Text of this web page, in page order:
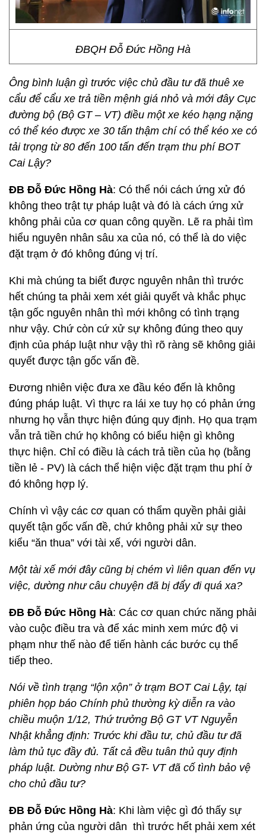
ĐBQH Đỗ Đức Hồng Hà
Ông bình luận gì trước việc chủ đầu tư đã thuê xe
cẩu để cẩu xe trả tiền mệnh giá nhỏ và mới đây Cục
đường bộ (Bộ GT – VT) điều một xe kéo hạng nặng
có thể kéo được xe 30 tấn thậm chí có thể kéo xe có
tải trọng từ 80 đến 100 tấn đến trạm thu phí BOT
Cai Lậy?
ĐB Đỗ Đức Hồng Hà: Có thể nói cách ứng xử đó
không theo trật tự pháp luật và đó là cách ứng xử
không phải của cơ quan công quyền. Lẽ ra phải tìm
hiểu nguyên nhân sâu xa của nó, có thể là do việc
đặt trạm ở đó không đúng vị trí.
Khi mà chúng ta biết được nguyên nhân thì trước
hết chúng ta phải xem xét giải quyết và khắc phục
tận gốc nguyên nhân thì mới không có tình trạng
như vậy. Chứ còn cứ xử sự không đúng theo quy
định của pháp luật như vậy thì rõ ràng sẽ không giải
quyết được tận gốc vấn đề.
Đương nhiên việc đưa xe đầu kéo đến là không
đúng pháp luật. Vì thực ra lái xe tuy họ có phản ứng
nhưng họ vẫn thực hiện đúng quy định. Họ qua trạm
vẫn trả tiền chứ họ không có biểu hiện gì không
thực hiện. Chỉ có điều là cách trả tiền của họ (bằng
tiền lẻ - PV) là cách thể hiện việc đặt trạm thu phí ở
đó không hợp lý.
Chính vì vậy các cơ quan có thẩm quyền phải giải
quyết tận gốc vấn đề, chứ không phải xử sự theo
kiểu “ăn thua” với tài xế, với người dân.
Một tài xế mới đây cũng bị chém vì liên quan đến vụ
việc, dường như câu chuyện đã bị đẩy đi quá xa?
ĐB Đỗ Đức Hồng Hà: Các cơ quan chức năng phải
vào cuộc điều tra và để xác minh xem mức độ vi
phạm như thế nào để tiến hành các bước cụ thể
tiếp theo.
Nói về tình trạng “lộn xộn” ở trạm BOT Cai Lậy, tại
phiên họp báo Chính phủ thường kỳ diễn ra vào
chiều muộn 1/12, Thứ trưởng Bộ GT VT Nguyễn
Nhật khẳng định: Trước khi đầu tư, chủ đầu tư đã
làm thủ tục đầy đủ. Tất cả đều tuân thủ quy định
pháp luật. Dường như Bộ GT- VT đã cố tình bảo vệ
cho chủ đầu tư?
ĐB Đỗ Đức Hồng Hà: Khi làm việc gì đó thấy sự
phản ứng của người dân thì trước hết phải xem xét